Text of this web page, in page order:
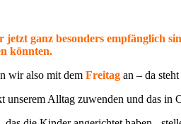
ganz besonders empfänglich
könnten.
wir also mit dem Freitag an – da
Alltag zuwenden und das in